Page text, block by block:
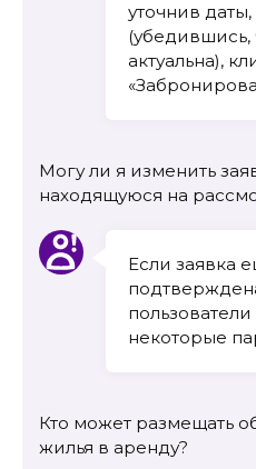
уточнив
(убедившись,
актуальна),
Могу ли я изменить
находящуюся на
Если заявка
некоторые
Кто может размещать
жилья в аренду?